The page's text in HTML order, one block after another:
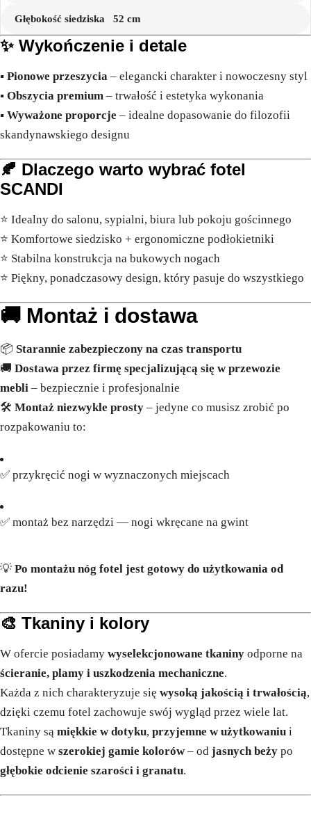
Głębokość siedziska 52 cm
✨ Wykończenie i detale
▪️ Pionowe przeszycia – elegancki charakter i nowoczesny styl
▪️ Obszycia premium – trwałość i estetyka wykonania
▪️ Wyważone proporcje – idealne dopasowanie do filozofii
skandynawskiego designu
🍂 Dlaczego warto wybrać fotel
SCANDI
⭐ Idealny do salonu, sypialni, biura lub pokoju gościnnego
⭐ Komfortowe siedzisko + ergonomiczne podłokietniki
⭐ Stabilna konstrukcja na bukowych nogach
⭐ Piękny, ponadczasowy design, który pasuje do wszystkiego
🚚 Montaż i dostawa
📦 Starannie zabezpieczony na czas transportu
🚚 Dostawa przez firmę specjalizującą się w przewozie
mebli – bezpiecznie i profesjonalnie
🛠️ Montaż niezwykle prosty – jedyne co musisz zrobić po
rozpakowaniu to:
✅ przykręcić nogi w wyznaczonych miejscach
✅ montaż bez narzędzi — nogi wkręcane na gwint
💡 Po montażu nóg fotel jest gotowy do użytkowania od
razu!
🎨 Tkaniny i kolory
W ofercie posiadamy wyselekcjonowane tkaniny odporne na
ścieranie, plamy i uszkodzenia mechaniczne.
Każda z nich charakteryzuje się wysoką jakością i trwałością,
dzięki czemu fotel zachowuje swój wygląd przez wiele lat.
Tkaniny są miękkie w dotyku, przyjemne w użytkowaniu i
dostępne w szerokiej gamie kolorów– od jasnych beży po
głębokie odcienie szarości i granatu.